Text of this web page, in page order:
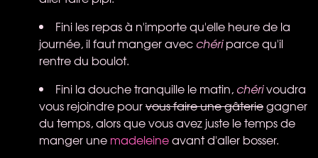
Fini les repas à n'importe qu'elle heure de la
journée, il faut manger avec chériparce qu'il
rentre du boulot.
Fini la douche tranquille le matin, chérivoudra
vous rejoindre pourvous faire une gâteriegagner
du temps, alors que vous avez juste le temps de
manger une madeleineavant d'aller bosser.